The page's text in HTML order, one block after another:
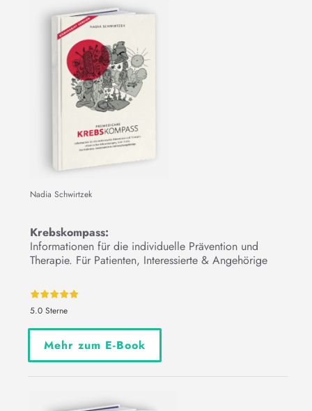
Nadia Schwirtzek
Krebskompass:
Informationen für die individuelle Prävention und
Therapie. Für Patienten, Interessierte & Angehörige
5.0 Sterne
Mehr zum E-Book